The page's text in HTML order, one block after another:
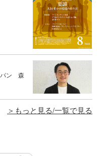
パン 森
もっと見る/一覧で見る